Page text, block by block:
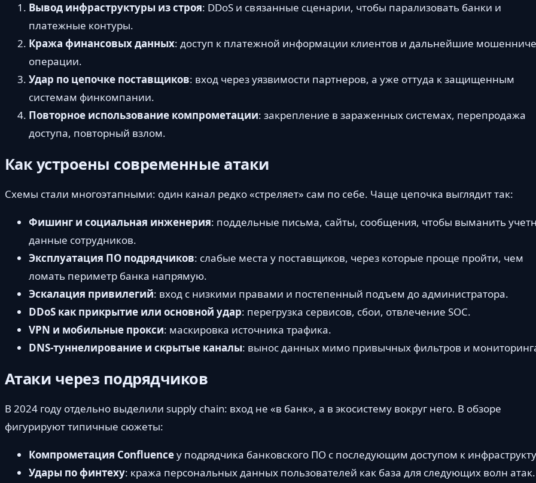
Вывод инфраструктуры из строя: DDoS и связанные сценарии, чтобы парализовать банки и
платежные контуры.
Кража финансовых данных: доступ к платежной информации клиентов и дальнейшие
операции.
Удар по цепочке поставщиков: вход через уязвимости партнеров, а уже оттуда к защищенным
системам финкомпании.
Повторное использование компрометации: закрепление в зараженных системах, перепродажа
доступа, повторный взлом.
Как устроены современные атаки
Схемы стали многоэтапными: один канал редко «стреляет» сам по себе. Чаще цепочка выглядит так:
Фишинг и социальная инженерия: поддельные письма, сайты, сообщения, чтобы выманить
данные сотрудников.
Эксплуатация ПО подрядчиков: слабые места у поставщиков, через которые проще пройти, чем
ломать периметр банка напрямую.
Эскалация привилегий: вход с низкими правами и постепенный подъем до администратора.
DDoS как прикрытие или основной удар: перегрузка сервисов, сбои, отвлечение SOC.
VPN и мобильные прокси: маскировка источника трафика.
DNS-туннелирование и скрытые каналы: вынос данных мимо привычных фильтров и
Атаки через подрядчиков
В 2024 году отдельно выделили supply chain: вход не «в банк», а в экосистему вокруг него. В обзоре
фигурируют типичные сюжеты:
Компрометация Confluenceу подрядчика банковского ПО с последующим доступом к
Удары по финтеху: кража персональных данных пользователей как база для следующих волн атак.